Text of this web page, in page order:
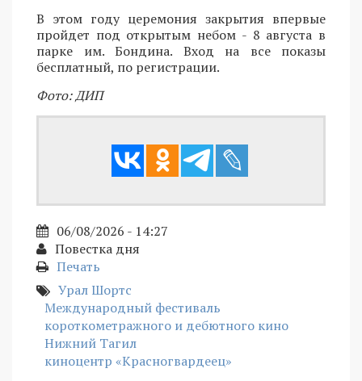
В этом году церемония закрытия впервые
пройдет под открытым небом - 8 августа в
парке им. Бондина. Вход на все показы
бесплатный, по регистрации.
Фото: ДИП
06/08/2026 - 14:27
Повестка дня
Печать
Урал Шортс
Международный фестиваль
короткометражного и дебютного кино
Нижний Тагил
киноцентр «Красногвардеец»